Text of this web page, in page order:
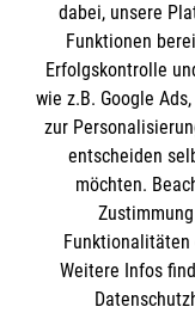
BIC: GENODED
dabei, unsere
Funktionen
Erfolgskontrolle
wie z.B. Google
zur
entscheiden
möchten.
Funktionalitäten
Weitere Infos